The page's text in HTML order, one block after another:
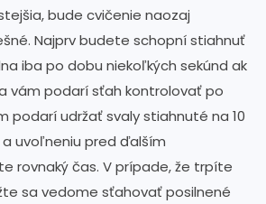
bude cvičenie naozaj
Najprv budete schopní stiahnuť
iba po dobu niekoľkých sekúnd ak
vám podarí sťah kontrolovať po
podarí udržať svaly stiahnuté na 10
uvoľneniu pred ďalším
rovnaký čas. V prípade, že trpíte
sa vedome sťahovať posilnené